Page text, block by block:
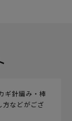
ギ針編み・棒
などがござ